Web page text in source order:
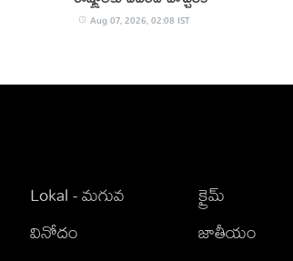
Aug 07, 2026, 02:08 IST
Lokal - మగువ
వినోదం
క్రైమ్
జాతీయం